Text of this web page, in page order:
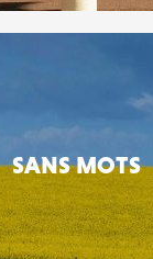
SANS MOTS